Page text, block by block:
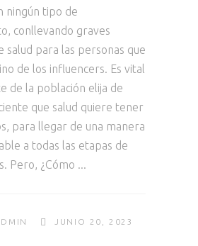
ningún tipo de
conllevando graves
salud para las personas que
de los influencers. Es vital
de la población elija de
que salud quiere tener
para llegar de una manera
a todas las etapas de
Pero, ¿Cómo
JUNIO 20, 2023